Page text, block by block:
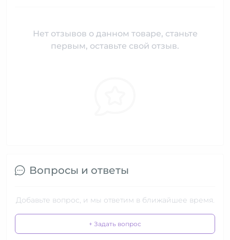
Нет отзывов о данном товаре, станьте
первым, оставьте свой отзыв.
Вопросы и ответы
Добавьте вопрос, и мы ответим в ближайшее время.
+ Задать вопрос